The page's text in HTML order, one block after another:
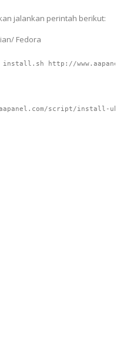
jalankan perintah berikut:
Fedora